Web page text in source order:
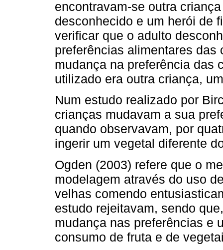
encontravam-se outra
desconhecido e um herói de
verificar que o adulto
preferências alimentares
mudança na preferência das
utilizado era outra criança,
Num estudo realizado por
crianças mudavam a sua
quando observavam, por
ingerir um vegetal diferente
Ogden (2003) refere que o
modelagem através do uso
velhas comendo
estudo rejeitavam, sendo
mudança nas preferências e
consumo de fruta e de